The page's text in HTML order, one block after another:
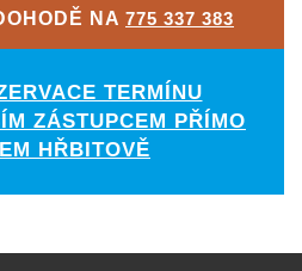
NA 775 337 383
TERMÍNU
ZÁSTUPCEM PŘÍMO
HŘBITOVĚ